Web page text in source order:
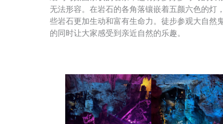
无法形容。在岩石的各角落镶嵌着五颜六色的灯
些岩石更加生动和富有生命力。徒步参观大自然
的同时让大家感受到亲近自然的乐趣。